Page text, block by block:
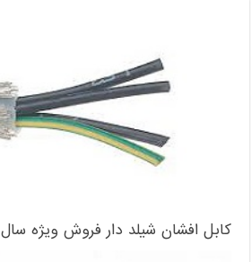
کابل افشان شیلد دار فروش ویژه سال 1401